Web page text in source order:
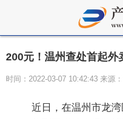
200元！温州查处首起外
时间：2022-03-07 10:42:43 来源
近日，在温州市龙